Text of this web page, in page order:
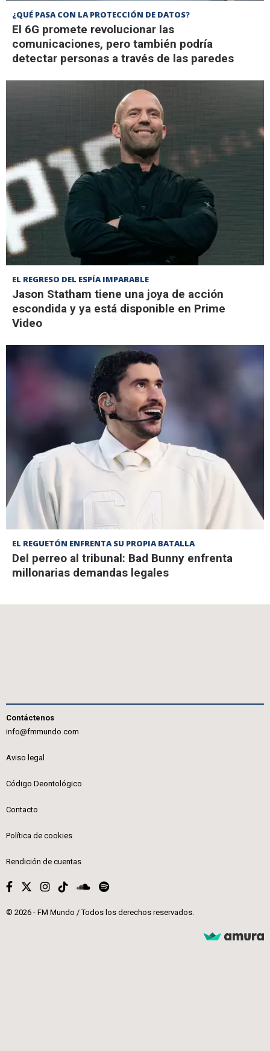
¿QUÉ PASA CON LA PROTECCIÓN DE DATOS?
El 6G promete revolucionar las
comunicaciones, pero también podría
detectar personas a través de las paredes
EL REGRESO DEL ESPÍA IMPARABLE
Jason Statham tiene una joya de acción
escondida y ya está disponible en Prime
Video
EL REGUETÓN ENFRENTA SU PROPIA BATALLA
Del perreo al tribunal: Bad Bunny enfrenta
millonarias demandas legales
Contáctenos
info@fmmundo.com
Aviso legal
Código Deontológico
Contacto
Política de cookies
Rendición de cuentas
© 2026 - FM Mundo / Todos los derechos reservados.